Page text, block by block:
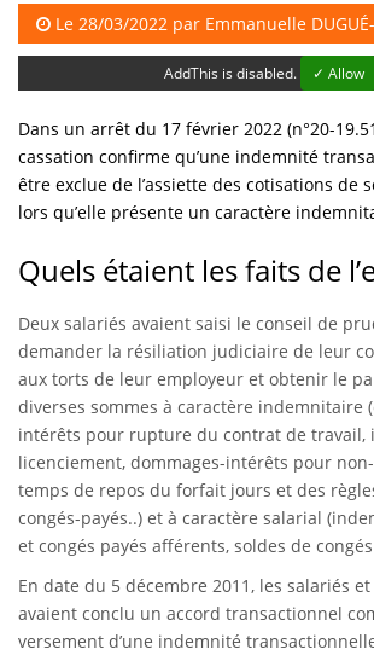
Le 28/03/2022 par Emmanuelle
AddThis is disabled. ✓ Allow
Dans un arrêt du 17 février 2022 (n°20-
cassation confirme qu’une indemnité
être exclue de l’assiette des cotisations de
lors qu’elle présente un caractère
Quels étaient les faits de
Deux salariés avaient saisi le conseil de
demander la résiliation judiciaire de leur
aux torts de leur employeur et obtenir le
diverses sommes à caractère indemnitaire
intérêts pour rupture du contrat de travail,
licenciement, dommages-intérêts pour
temps de repos du forfait jours et des
congés-payés..) et à caractère salarial
et congés payés afférents, soldes de congés
En date du 5 décembre 2011, les salariés
avaient conclu un accord transactionnel
versement d’une indemnité